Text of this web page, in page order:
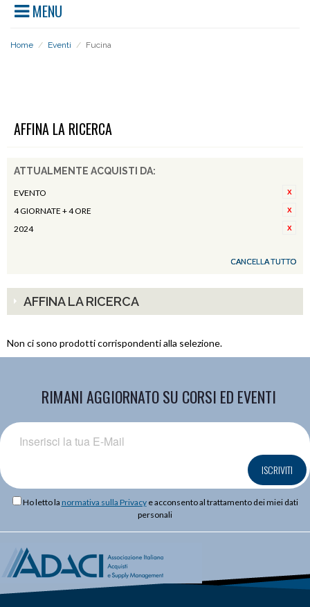
MENU
Home / Eventi / Fucina
AFFINA LA RICERCA
ATTUALMENTE ACQUISTI DA:
EVENTO
4 GIORNATE + 4 ORE
2024
CANCELLA TUTTO
AFFINA LA RICERCA
Non ci sono prodotti corrispondenti alla selezione.
RIMANI AGGIORNATO SU CORSI ED EVENTI
ISCRIVITI
Ho letto la normativa sulla Privacye acconsento al trattamento dei miei dati
personali